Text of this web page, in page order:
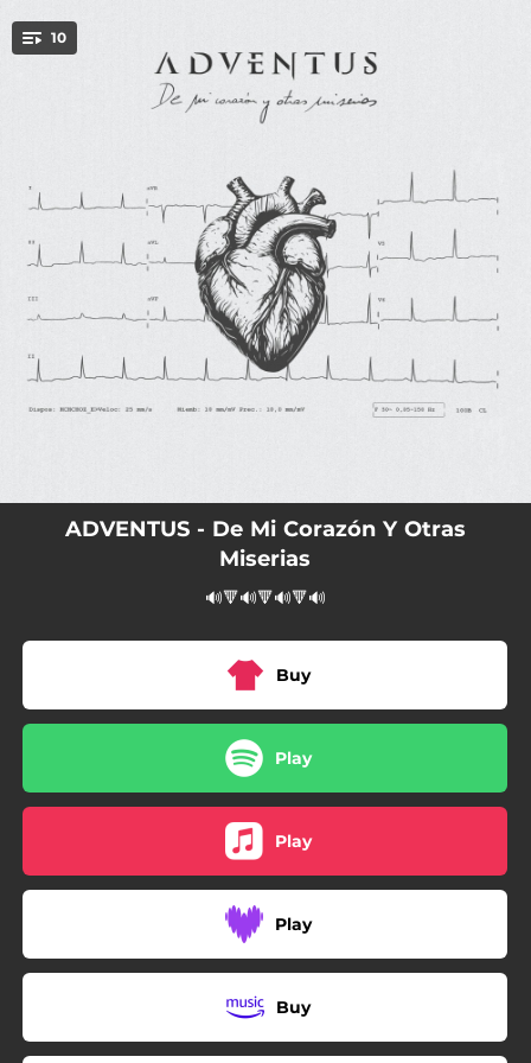
You're all set!
10
Muerte en Espiral
En lo peor
05:57
Inspiración
04:51
De mi corazón y otras miserias
04:23
Nada a favor
05:13
Esencia
04:25
En paz
ADVENTUS - De Mi Corazón Y Otras
Miserias
🔊🔻🔊🔻🔊🔻🔊
Buy
Play
Play
Play
Buy